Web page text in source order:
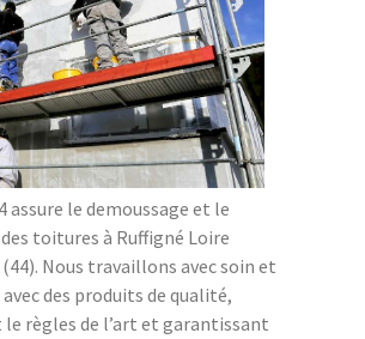
assure le demoussage et le
toitures à Ruffigné Loire
Nous travaillons avec soin et
des produits de qualité,
règles de l’art et garantissant